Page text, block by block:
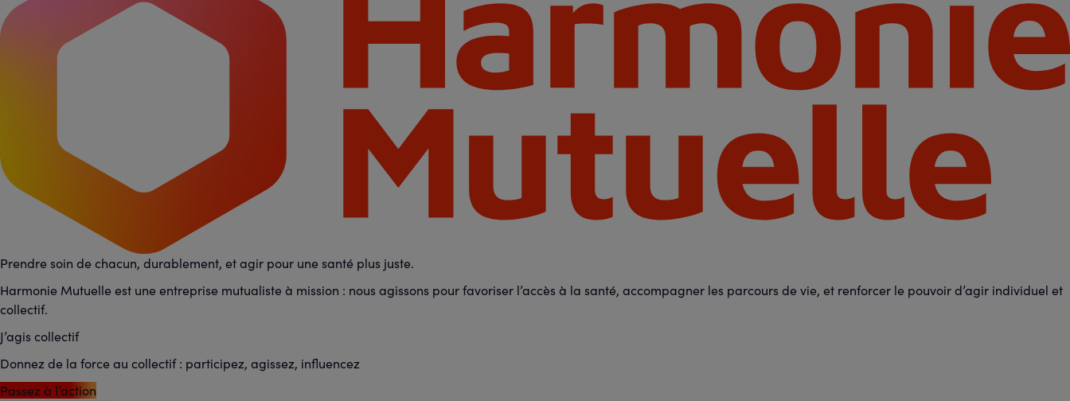
Prendre soin de chacun, durablement, et agir pour une santé plus juste.
Harmonie Mutuelle est une entreprise mutualiste à mission : nous agissons pour favoriser l’accès à la santé, accompagner les parcours de vie, et renforcer le pouvoir d’agir individuel et
collectif.
J’agis collectif
Donnez de la force au collectif : participez, agissez, influencez
Passez à l’action